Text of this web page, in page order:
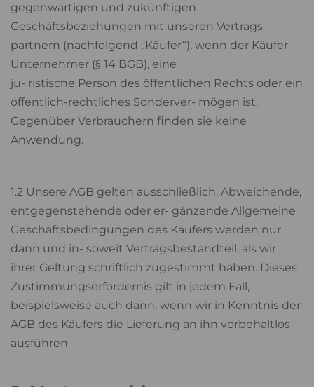
gegenwärtigen und zukünftigen
Geschäftsbeziehungen mit unseren Vertrags-
partnern (nachfolgend „Käufer“), wenn der Käufer
Unternehmer (§ 14 BGB), eine
ju- ristische Person des öffentlichen Rechts oder ein
öffentlich-rechtliches Sonderver- mögen ist.
Gegenüber Verbrauchern finden sie keine
Anwendung.
1.2 Unsere AGB gelten ausschließlich. Abweichende,
entgegenstehende oder er- gänzende Allgemeine
Geschäftsbedingungen des Käufers werden nur
dann und in- soweit Vertragsbestandteil, als wir
ihrer Geltung schriftlich zugestimmt haben. Dieses
Zustimmungserfordernis gilt in jedem Fall,
beispielsweise auch dann, wenn wir in Kenntnis der
AGB des Käufers die Lieferung an ihn vorbehaltlos
ausführen